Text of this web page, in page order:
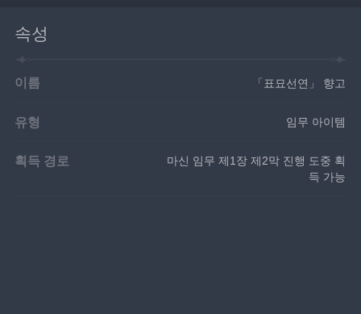
속성
이름 「표묘선연」 향고
유형 임무 아이템
획득 경로
마신 임무 제1장 제2막 진행 도중 획
득 가능